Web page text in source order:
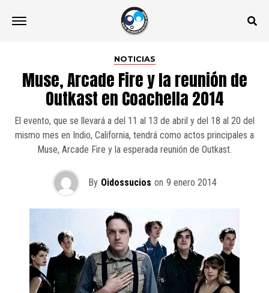
NOTICIAS
Muse, Arcade Fire y la reunión de
Outkast en Coachella 2014
El evento, que se llevará a del 11 al 13 de abril y del 18 al 20 del
mismo mes en Indio, California, tendrá como actos principales a
Muse, Arcade Fire y la esperada reunión de Outkast.
By Oidossucios on 9 enero 2014